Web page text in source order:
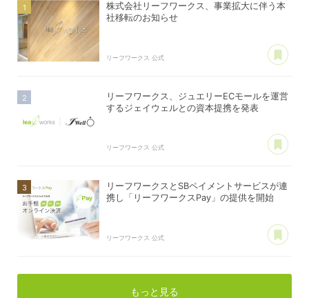
株式会社リーフワークス、事業拡大に伴う本
社移転のお知らせ
リーフワークス 公式
リーフワークス、ジュエリーECモールを運営
するジェイウェルとの資本提携を発表
リーフワークス 公式
リーフワークスとSBペイメントサービスが連
携し「リーフワークスPay」の提供を開始
リーフワークス 公式
もっと見る